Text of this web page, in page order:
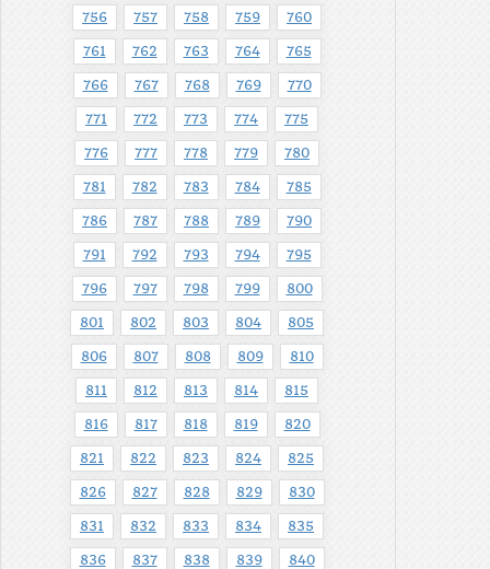
756 757 758 759 760
761 762 763 764 765
766 767 768 769 770
771 772 773 774 775
776 777 778 779 780
781 782 783 784 785
786 787 788 789 790
791 792 793 794 795
796 797 798 799 800
801 802 803 804 805
806 807 808 809 810
811 812 813 814 815
816 817 818 819 820
821 822 823 824 825
826 827 828 829 830
831 832 833 834 835
836 837 838 839 840